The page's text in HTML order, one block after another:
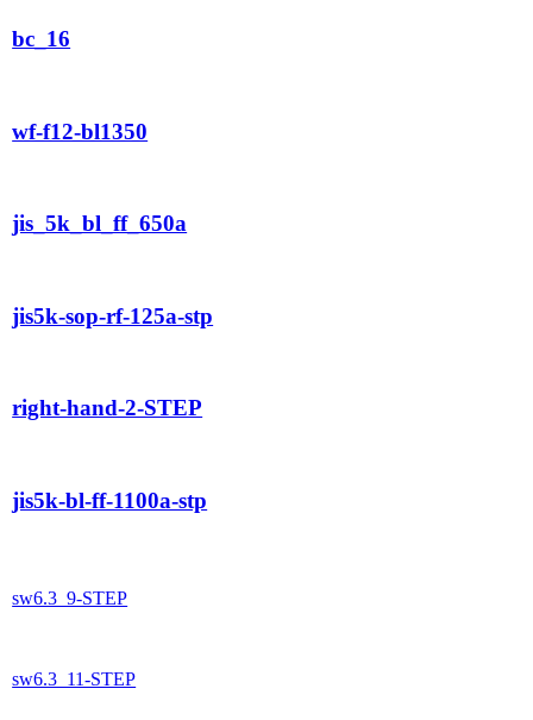
bc_16
wf-f12-bl1350
jis_5k_bl_ff_650a
jis5k-sop-rf-125a-stp
right-hand-2-STEP
jis5k-bl-ff-1100a-stp
sw6.3_9-STEP
sw6.3_11-STEP